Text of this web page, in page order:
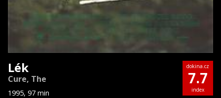
Lék
Cure, The
1995, 97 min
dokina.cz
7.7
index